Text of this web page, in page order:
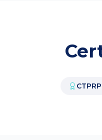
CTPRP